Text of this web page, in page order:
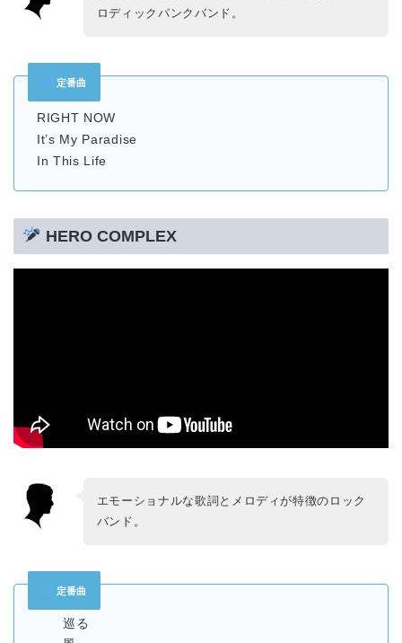
ロディックパンクバンド。
定番曲
RIGHT NOW
It’s My Paradise
In This Life
HERO COMPLEX
エモーショナルな歌詞とメロディが特徴のロック
バンド。
定番曲
巡る